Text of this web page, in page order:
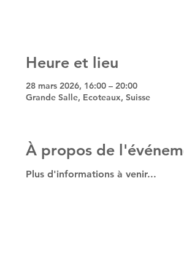
Heure et lieu
28 mars 2026, 16:00 – 20:00
Grande Salle, Ecoteaux, Suisse
À propos de
Plus d'informations à venir...